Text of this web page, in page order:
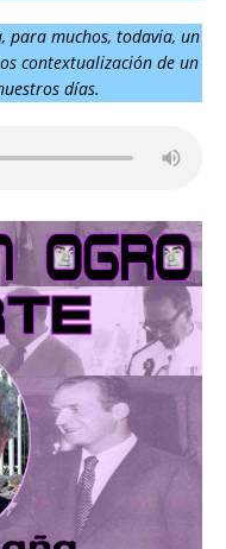
para muchos, todavia, un
contextualización de un
días.